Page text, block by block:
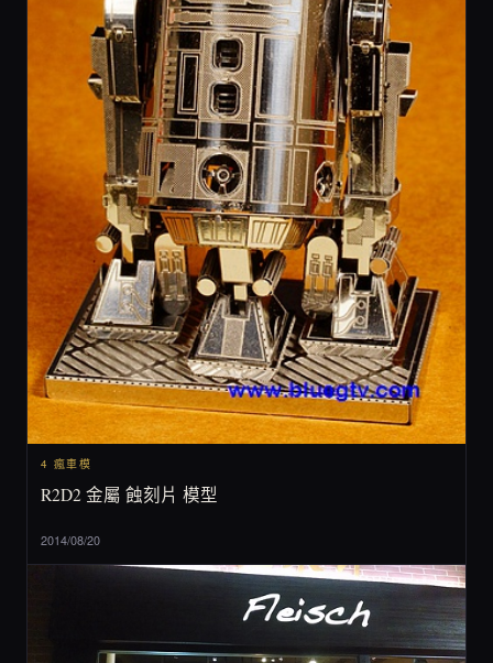
4 瘋車模
R2D2 金屬 蝕刻片 模型
2014/08/20